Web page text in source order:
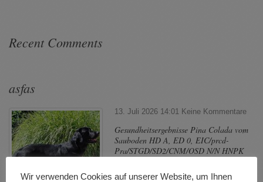
Recent Comments
asfas
13. Juli 2026 14:01 Keine Kommentare
Gesundheitsergebnisse Pina Colada vom
Sauboden HD A, ED 0, EIC/prcd-
Pra/STGD/SD2/CNM/OSD N/N HNPK
HD A Pina ED 0 Pina Pina Colada vom
Wir verwenden Cookies auf unserer Website, um Ihnen